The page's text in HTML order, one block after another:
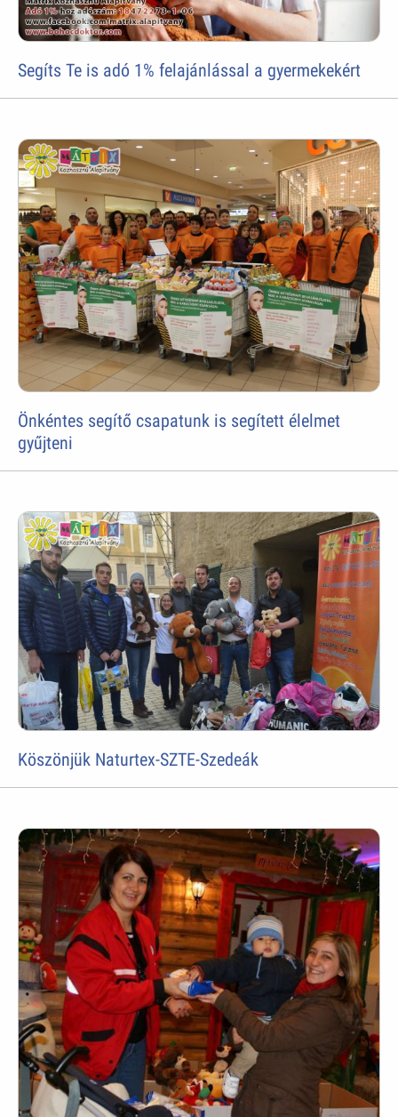
Segíts Te is adó 1% felajánlással a gyermekekért
Önkéntes segítő csapatunk is segített élelmet
gyűjteni
Köszönjük Naturtex-SZTE-Szedeák